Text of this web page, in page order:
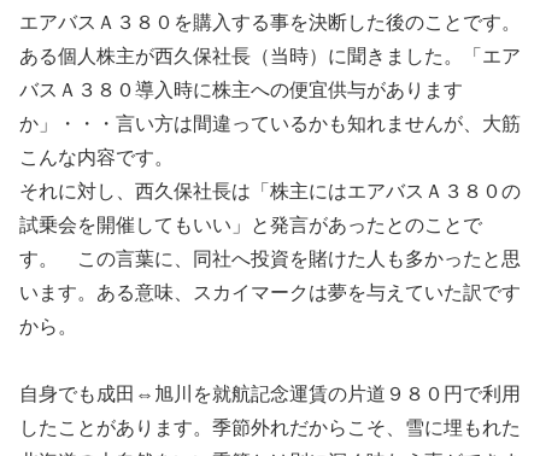
エアバスＡ３８０を購入する事を決断した後のことです。
ある個人株主が西久保社長（当時）に聞きました。「エア
バスＡ３８０導入時に株主への便宜供与があります
か」・・・言い方は間違っているかも知れませんが、大筋
こんな内容です。
それに対し、西久保社長は「株主にはエアバスＡ３８０の
試乗会を開催してもいい」と発言があったとのことで
す。 この言葉に、同社へ投資を賭けた人も多かったと思
います。ある意味、スカイマークは夢を与えていた訳です
から。
自身でも成田⇔旭川を就航記念運賃の片道９８０円で利用
したことがあります。季節外れだからこそ、雪に埋もれた